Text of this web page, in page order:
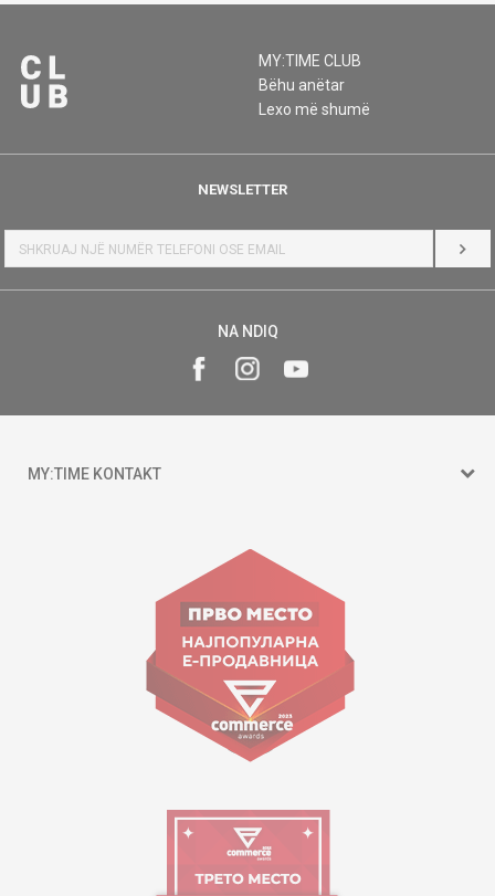
MY:TIME CLUB
Bëhu anëtar
Lexo më shumë
NEWSLETTER
HYR
NA NDIQ
MY:TIME KONTAKT
Goce Nikolovski 74 Shkup
contact@mytime.mk
Orari i punës:
09:00 - 17:00